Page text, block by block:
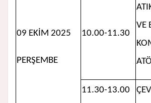
09 EKİM 2025
PERŞEMBE
10.00-11.30
VE
11.30-13.00